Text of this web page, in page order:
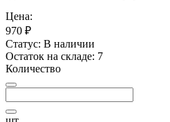
Цена:
970 ₽
Статус: В наличии
Остаток на складе: 7
Количество